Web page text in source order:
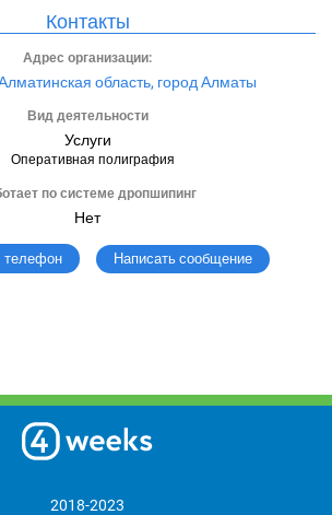
Контакты
Адрес организации:
область, город Алматы
Вид деятельности
Услуги
Оперативная полиграфия
по системе дропшипинг
Нет
телефон Написать сообщение
2018-2023